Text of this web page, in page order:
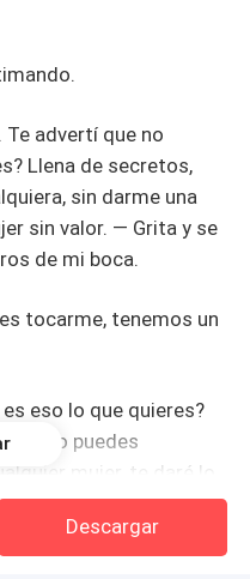
Te advertí que no
Llena de secretos,
sin darme una
sin valor. — Grita y se
de mi boca.
tocarme, tenemos un
eso lo que quieres?
que no puedes
mujer, te daré lo
te mereces.
de una vez, y quizás
Descargar